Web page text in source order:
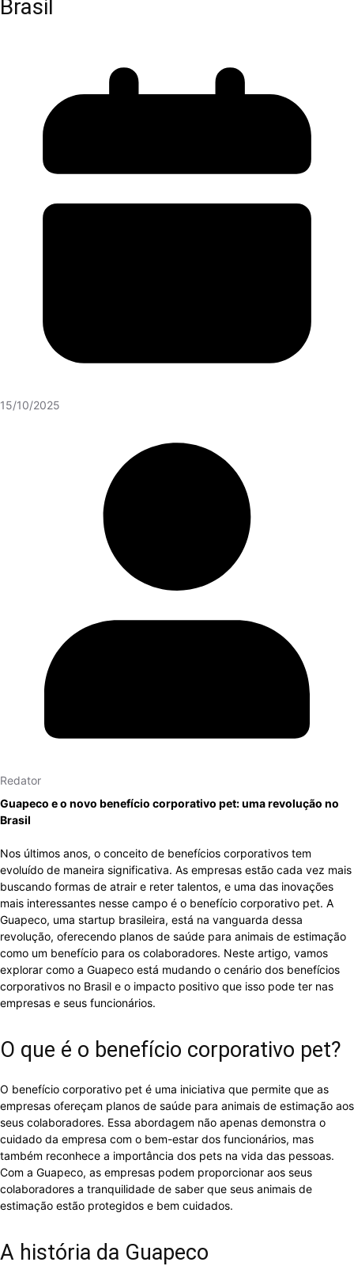
Brasil
15/10/2025
Redator
Guapeco e o novo benefício corporativo pet: uma revolução no
Brasil
Nos últimos anos, o conceito de benefícios corporativos tem
evoluído de maneira significativa. As empresas estão cada vez mais
buscando formas de atrair e reter talentos, e uma das inovações
mais interessantes nesse campo é o benefício corporativo pet. A
Guapeco, uma startup brasileira, está na vanguarda dessa
revolução, oferecendo planos de saúde para animais de estimação
como um benefício para os colaboradores. Neste artigo, vamos
explorar como a Guapeco está mudando o cenário dos benefícios
corporativos no Brasil e o impacto positivo que isso pode ter nas
empresas e seus funcionários.
O que é o benefício corporativo pet?
O benefício corporativo pet é uma iniciativa que permite que as
empresas ofereçam planos de saúde para animais de estimação aos
seus colaboradores. Essa abordagem não apenas demonstra o
cuidado da empresa com o bem-estar dos funcionários, mas
também reconhece a importância dos pets na vida das pessoas.
Com a Guapeco, as empresas podem proporcionar aos seus
colaboradores a tranquilidade de saber que seus animais de
estimação estão protegidos e bem cuidados.
A história da Guapeco